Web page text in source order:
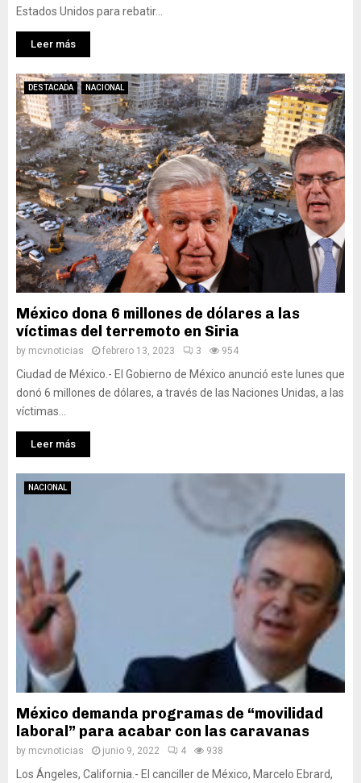
Estados Unidos para rebatir...
Leer más
DESTACADA NACIONAL
México dona 6 millones de dólares a las
víctimas del terremoto en Siria
by mcvnoticias febrero 13, 2023 3 954
Ciudad de México.- El Gobierno de México anunció este lunes que
donó 6 millones de dólares, a través de las Naciones Unidas, a las
víctimas...
Leer más
NACIONAL
México demanda programas de “movilidad
laboral” para acabar con las caravanas
by mcvnoticias junio 9, 2022 4 938
Los Ángeles, California.- El canciller de México, Marcelo Ebrard,